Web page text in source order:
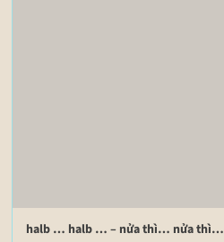
halb … halb … – nửa thì… nửa thì…